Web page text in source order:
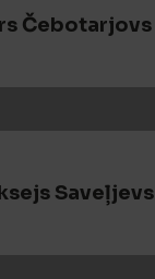
Čebotarjovs
Saveļjevs